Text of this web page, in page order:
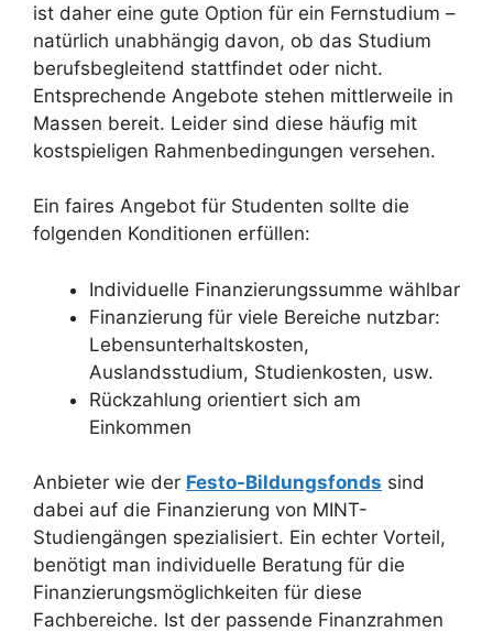
ist daher eine gute Option für ein Fernstudium –
natürlich unabhängig davon, ob das Studium
berufsbegleitend stattfindet oder nicht.
Entsprechende Angebote stehen mittlerweile in
Massen bereit. Leider sind diese häufig mit
kostspieligen Rahmenbedingungen versehen.
Ein faires Angebot für Studenten sollte die
folgenden Konditionen erfüllen:
Individuelle Finanzierungssumme wählbar
Finanzierung für viele Bereiche nutzbar:
Lebensunterhaltskosten,
Auslandsstudium, Studienkosten, usw.
Rückzahlung orientiert sich am
Einkommen
Anbieter wie der Festo-Bildungsfonds sind
dabei auf die Finanzierung von MINT-
Studiengängen spezialisiert. Ein echter Vorteil,
benötigt man individuelle Beratung für die
Finanzierungsmöglichkeiten für diese
Fachbereiche. Ist der passende Finanzrahmen